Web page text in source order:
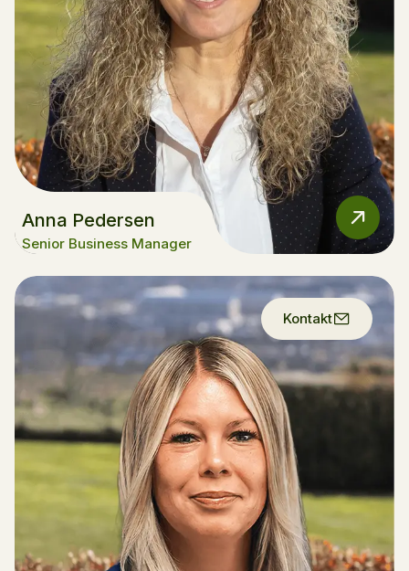
Anna Pedersen
Senior Business Manager
Kontakt